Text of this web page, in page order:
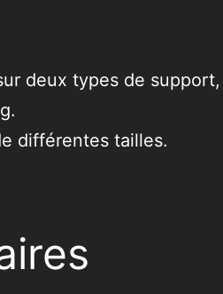
deux types de
différentes tailles.